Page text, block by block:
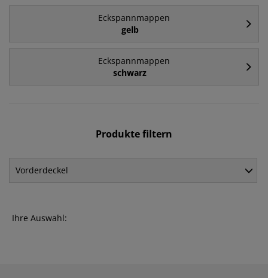
Eckspannmappen
gelb
Eckspannmappen
schwarz
Produkte filtern
Vorderdeckel
Ihre Auswahl: